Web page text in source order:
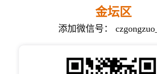
金坛区
添加微信号：